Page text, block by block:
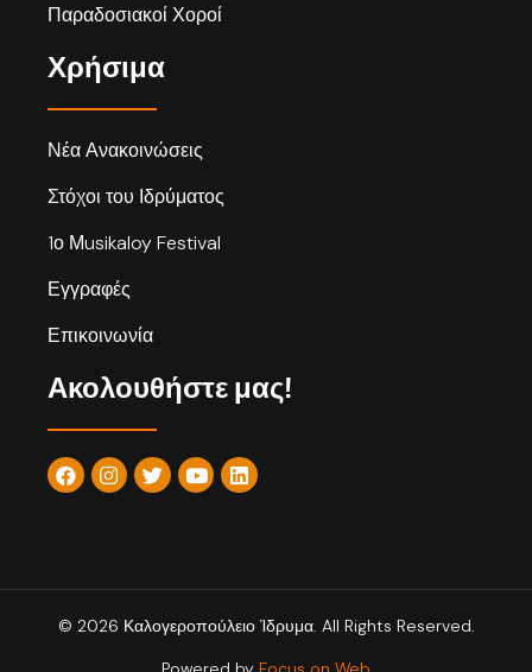
Παραδοσιακοί Χοροί
Χρήσιμα
Νέα Ανακοινώσεις
Στόχοι του Ιδρύματος
1ο Μusikaloy Festival
Εγγραφές
Επικοινωνία
Ακολουθήστε μας!
© 2026 Καλογεροπούλειο Ίδρυμα. All Rights Reserved.